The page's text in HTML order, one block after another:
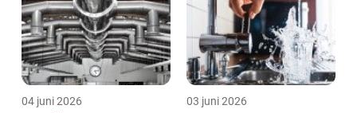
04 juni 2026 03 juni 2026